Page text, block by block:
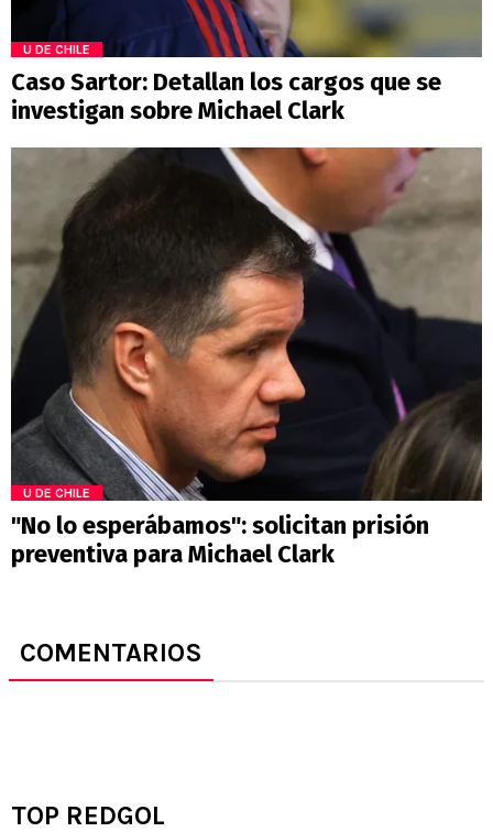
U DE CHILE
Caso Sartor: Detallan los cargos que se
investigan sobre Michael Clark
U DE CHILE
"No lo esperábamos": solicitan prisión
preventiva para Michael Clark
COMENTARIOS
TOP REDGOL